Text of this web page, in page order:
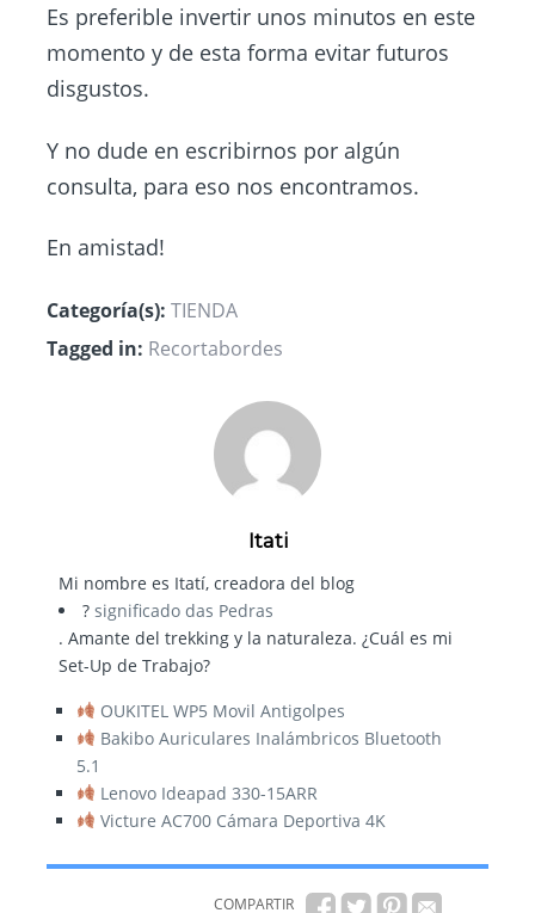
Es preferible invertir unos minutos en este
momento y de esta forma evitar futuros
disgustos.
Y no dude en escribirnos por algún
consulta, para eso nos encontramos.
En amistad!
Categoría(s): TIENDA
Tagged in: Recortabordes
Itati
Mi nombre es Itatí, creadora del blog
? significado das Pedras
. Amante del trekking y la naturaleza. ¿Cuál es mi
Set-Up de Trabajo?
OUKITEL WP5 Movil Antigolpes
Bakibo Auriculares Inalámbricos Bluetooth
5.1
Lenovo Ideapad 330-15ARR
Victure AC700 Cámara Deportiva 4K
COMPARTIR